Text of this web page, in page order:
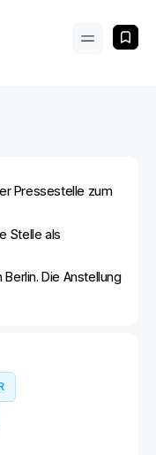
Pressestelle zum
Stelle als
Die Anstellung